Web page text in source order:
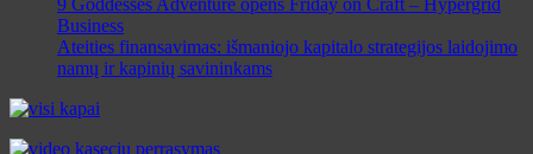
Business
Ateities finansavimas: išmaniojo kapitalo strategijos laidojimo
namų ir kapinių savininkams